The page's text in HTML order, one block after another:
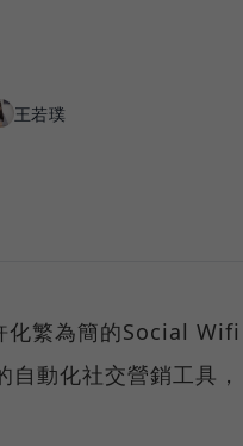
王若璞
化繁為簡的Social Wifi
動化社交營銷工具，